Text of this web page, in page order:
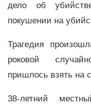
дело об
покушении на
Трагедия
роковой
пришлось взять на
38-летний